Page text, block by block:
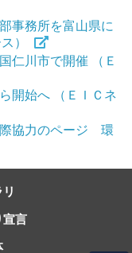
事務所を富山県に
）
仁川市で開催 （Ｅ
開始へ （ＥＩＣネ
協力のページ 環
宣言